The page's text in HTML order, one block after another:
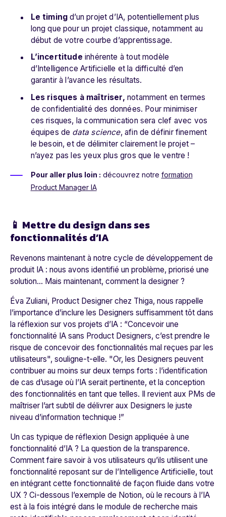
Le timing d’un projet d’IA, potentiellement plus
long que pour un projet classique, notamment au
début de votre courbe d’apprentissage.
L’incertitude inhérente à tout modèle
d’Intelligence Artificielle et la difficulté d’en
garantir à l’avance les résultats.
Les risques à maîtriser, notamment en termes
de confidentialité des données. Pour minimiser
ces risques, la communication sera clef avec vos
équipes de data science, afin de définir finement
le besoin, et de délimiter clairement le projet –
n’ayez pas les yeux plus gros que le ventre !
Pour aller plus loin : découvrez notre formation
Product Manager IA
📱 Mettre du design dans ses
fonctionnalités d’IA
Revenons maintenant à notre cycle de développement de
produit IA : nous avons identifié un problème, priorisé une
solution… Mais maintenant, comment la designer ?
Éva Zuliani, Product Designer chez Thiga, nous rappelle
l’importance d’inclure les Designers suffisamment tôt dans
la réflexion sur vos projets d’IA : “Concevoir une
fonctionnalité IA sans Product Designers, c’est prendre le
risque de concevoir des fonctionnalités mal reçues par les
utilisateurs", souligne-t-elle. "Or, les Designers peuvent
contribuer au moins sur deux temps forts : l’identification
de cas d’usage où l’IA serait pertinente, et la conception
des fonctionnalités en tant que telles. Il revient aux PMs de
maîtriser l’art subtil de délivrer aux Designers le juste
niveau d’information technique !”
Un cas typique de réflexion Design appliquée à une
fonctionnalité d’IA ? La question de la transparence.
Comment faire savoir à vos utilisateurs qu’ils utilisent une
fonctionnalité reposant sur de l’Intelligence Artificielle, tout
en intégrant cette fonctionnalité de façon fluide dans votre
UX ? Ci-dessous l’exemple de Notion, où le recours à l’IA
est à la fois intégré dans le module de recherche mais